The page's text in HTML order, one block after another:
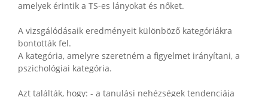
amelyek érintik a TS-es lányokat és nőket.
A vizsgálódásaik eredményeit különböző kategóriákra
bontották fel.
A kategória, amelyre szeretném a figyelmet irányítani, a
pszichológiai kategória.
Azt találták, hogy: - a tanulási nehézségek tendenciája